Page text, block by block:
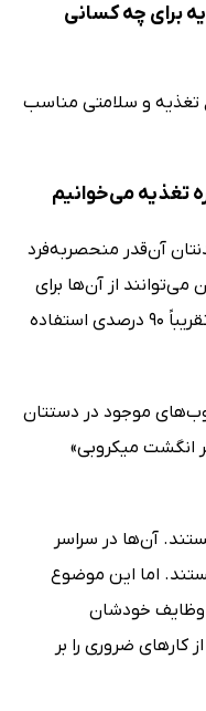
برای چه کسانی
تغذیه و سلامتی مناسب
تغذیه می‌خوانیم
آن‌قدر منحصربه‌فرد
از آن‌ها برای
شناسایی موس کامپیوترتان با دقت تقریباً 90 درصدی استفاده
85 درصد میکروب‌های موجود در دستتان
انگشت میکروبی»
آن‌ها در سراسر
اما این موضوع
وظایف خودشان
ضروری را بر